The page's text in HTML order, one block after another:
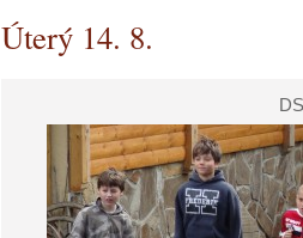
Úterý 14. 8.